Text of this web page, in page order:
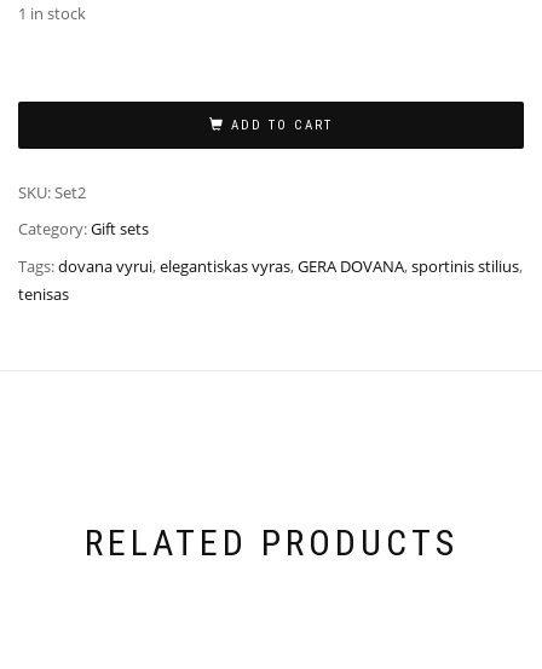
1 in stock
ADD TO CART
SKU:Set2
Category:Gift sets
Tags:dovana vyrui,elegantiskas vyras,GERA DOVANA,sportinis stilius,
tenisas
RELATED PRODUCTS